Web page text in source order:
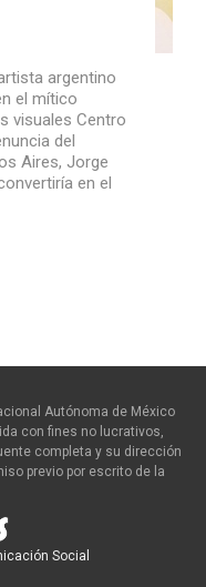
argentino
el mítico
visuales Centro
del
Aires, Jorge
en el
Autónoma de México
con fines no lucrativos,
completa y su dirección
previo por escrito de la
Social